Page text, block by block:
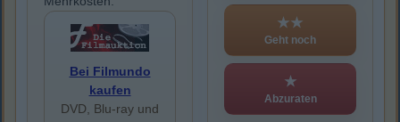
Bei Filmundo
kaufen
DVD, Blu-ray und
★★
Geht noch
★
Abzuraten